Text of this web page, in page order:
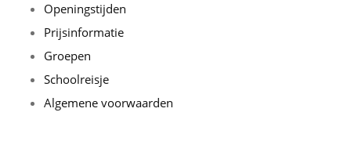
Openingstijden
Prijsinformatie
Groepen
Schoolreisje
Algemene voorwaarden